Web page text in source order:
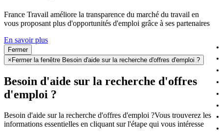
France Travail améliore la transparence du marché du travail en
vous proposant plus d'opportunités d'emploi grâce à ses partenaires
En savoir plus
Fermer
× Fermer la fenêtre Besoin d'aide sur la recherche d'offres d'emploi ?
Besoin d'aide sur la recherche d'offres
d'emploi ?
Besoin d'aide sur la recherche d'offres d'emploi ?Vous trouverez les
informations essentielles en cliquant sur l'étape qui vous intéresse